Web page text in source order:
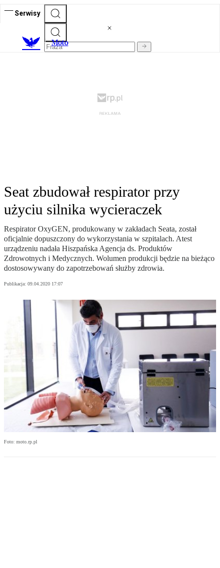
Serwisy
Moto
Seat zbudował respirator przy
użyciu silnika wycieraczek
Respirator OxyGEN, produkowany w zakładach Seata, został
oficjalnie dopuszczony do wykorzystania w szpitalach. Atest
urządzeniu nadała Hiszpańska Agencja ds. Produktów
Zdrowotnych i Medycznych. Wolumen produkcji będzie na bieżąco
dostosowywany do zapotrzebowań służby zdrowia.
Publikacja: 09.04.2020 17:07
Foto: moto.rp.pl